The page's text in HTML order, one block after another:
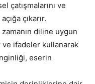
çatışmalarını ve
çıkarır.
zamanın diline uygun
ifadeler kullanarak
eserin